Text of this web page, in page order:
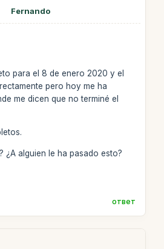
Fernando
para el 8 de enero 2020 y el
pero hoy me ha
me dicen que no terminé el
¿A alguien le ha pasado esto?
ответ